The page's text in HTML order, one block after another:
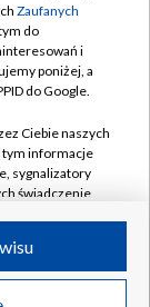
Zaufanych
do
i
poniżej, a
do Google.
Ciebie naszych
tym informacje
sygnalizatory
świadczenie
Ciebie